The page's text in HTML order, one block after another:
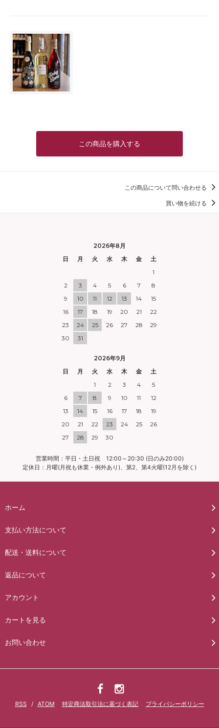
この商品を購入する
この商品について問い合わせる
買い物を続ける
2026年8月
日
月 火 水 木 金
土
1
2
3 4 5 6 7
8
9
10 11 12 13 14
15
16
17 18 19 20 21
22
23
24 25 26 27 28
29
30
31
2026年9月
日
月 火 水 木 金
土
1
2 3 4
5
6
7 8 9 10 11
12
13
14 15 16 17 18
19
20
21 22 23 24 25
26
27
28 29 30
営業時間：平日・土日祝 12:00～20:30 (日のみ20:00)
定休日：月曜(月祝も休業・例外あり)、第2、第4火曜(12月を除く)
ホーム
支払い方法について
配送・送料について
返品について
アカウント
カートを見る
お問い合わせ
RSS / ATOM 特定商法取引法に基づく表記 プライバシーポリシー